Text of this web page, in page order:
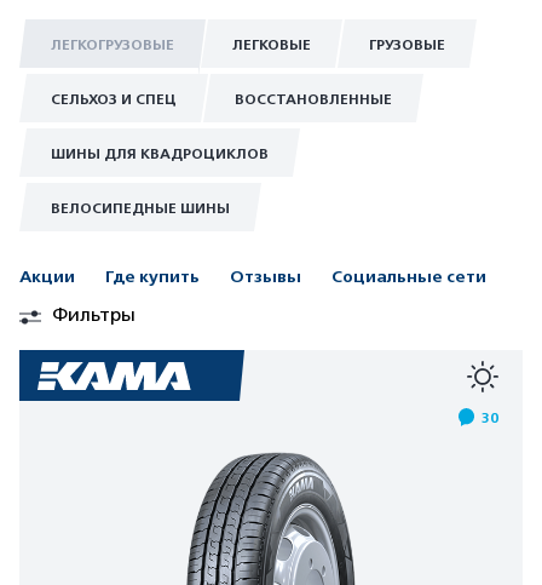
ЛЕГКОГРУЗОВЫЕ ЛЕГКОВЫЕ ГРУЗОВЫЕ
СЕЛЬХОЗ И СПЕЦ ВОССТАНОВЛЕННЫЕ
ШИНЫ ДЛЯ КВАДРОЦИКЛОВ
ВЕЛОСИПЕДНЫЕ ШИНЫ
Акции Где купить Отзывы Социальные сети
Фильтры
30